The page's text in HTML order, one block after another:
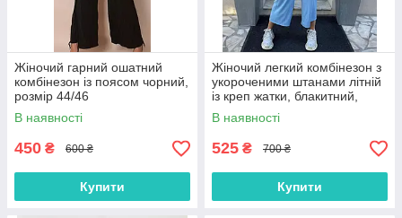
Жіночий гарний ошатний
комбінезон із поясом чорний,
розмір 44/46
В наявності
450 ₴ 600 ₴
Купити
Жіночий легкий комбінезон з
укороченими штанами літній
із креп жатки, блакитний,
розмір 48/50
В наявності
525 ₴ 700 ₴
Купити